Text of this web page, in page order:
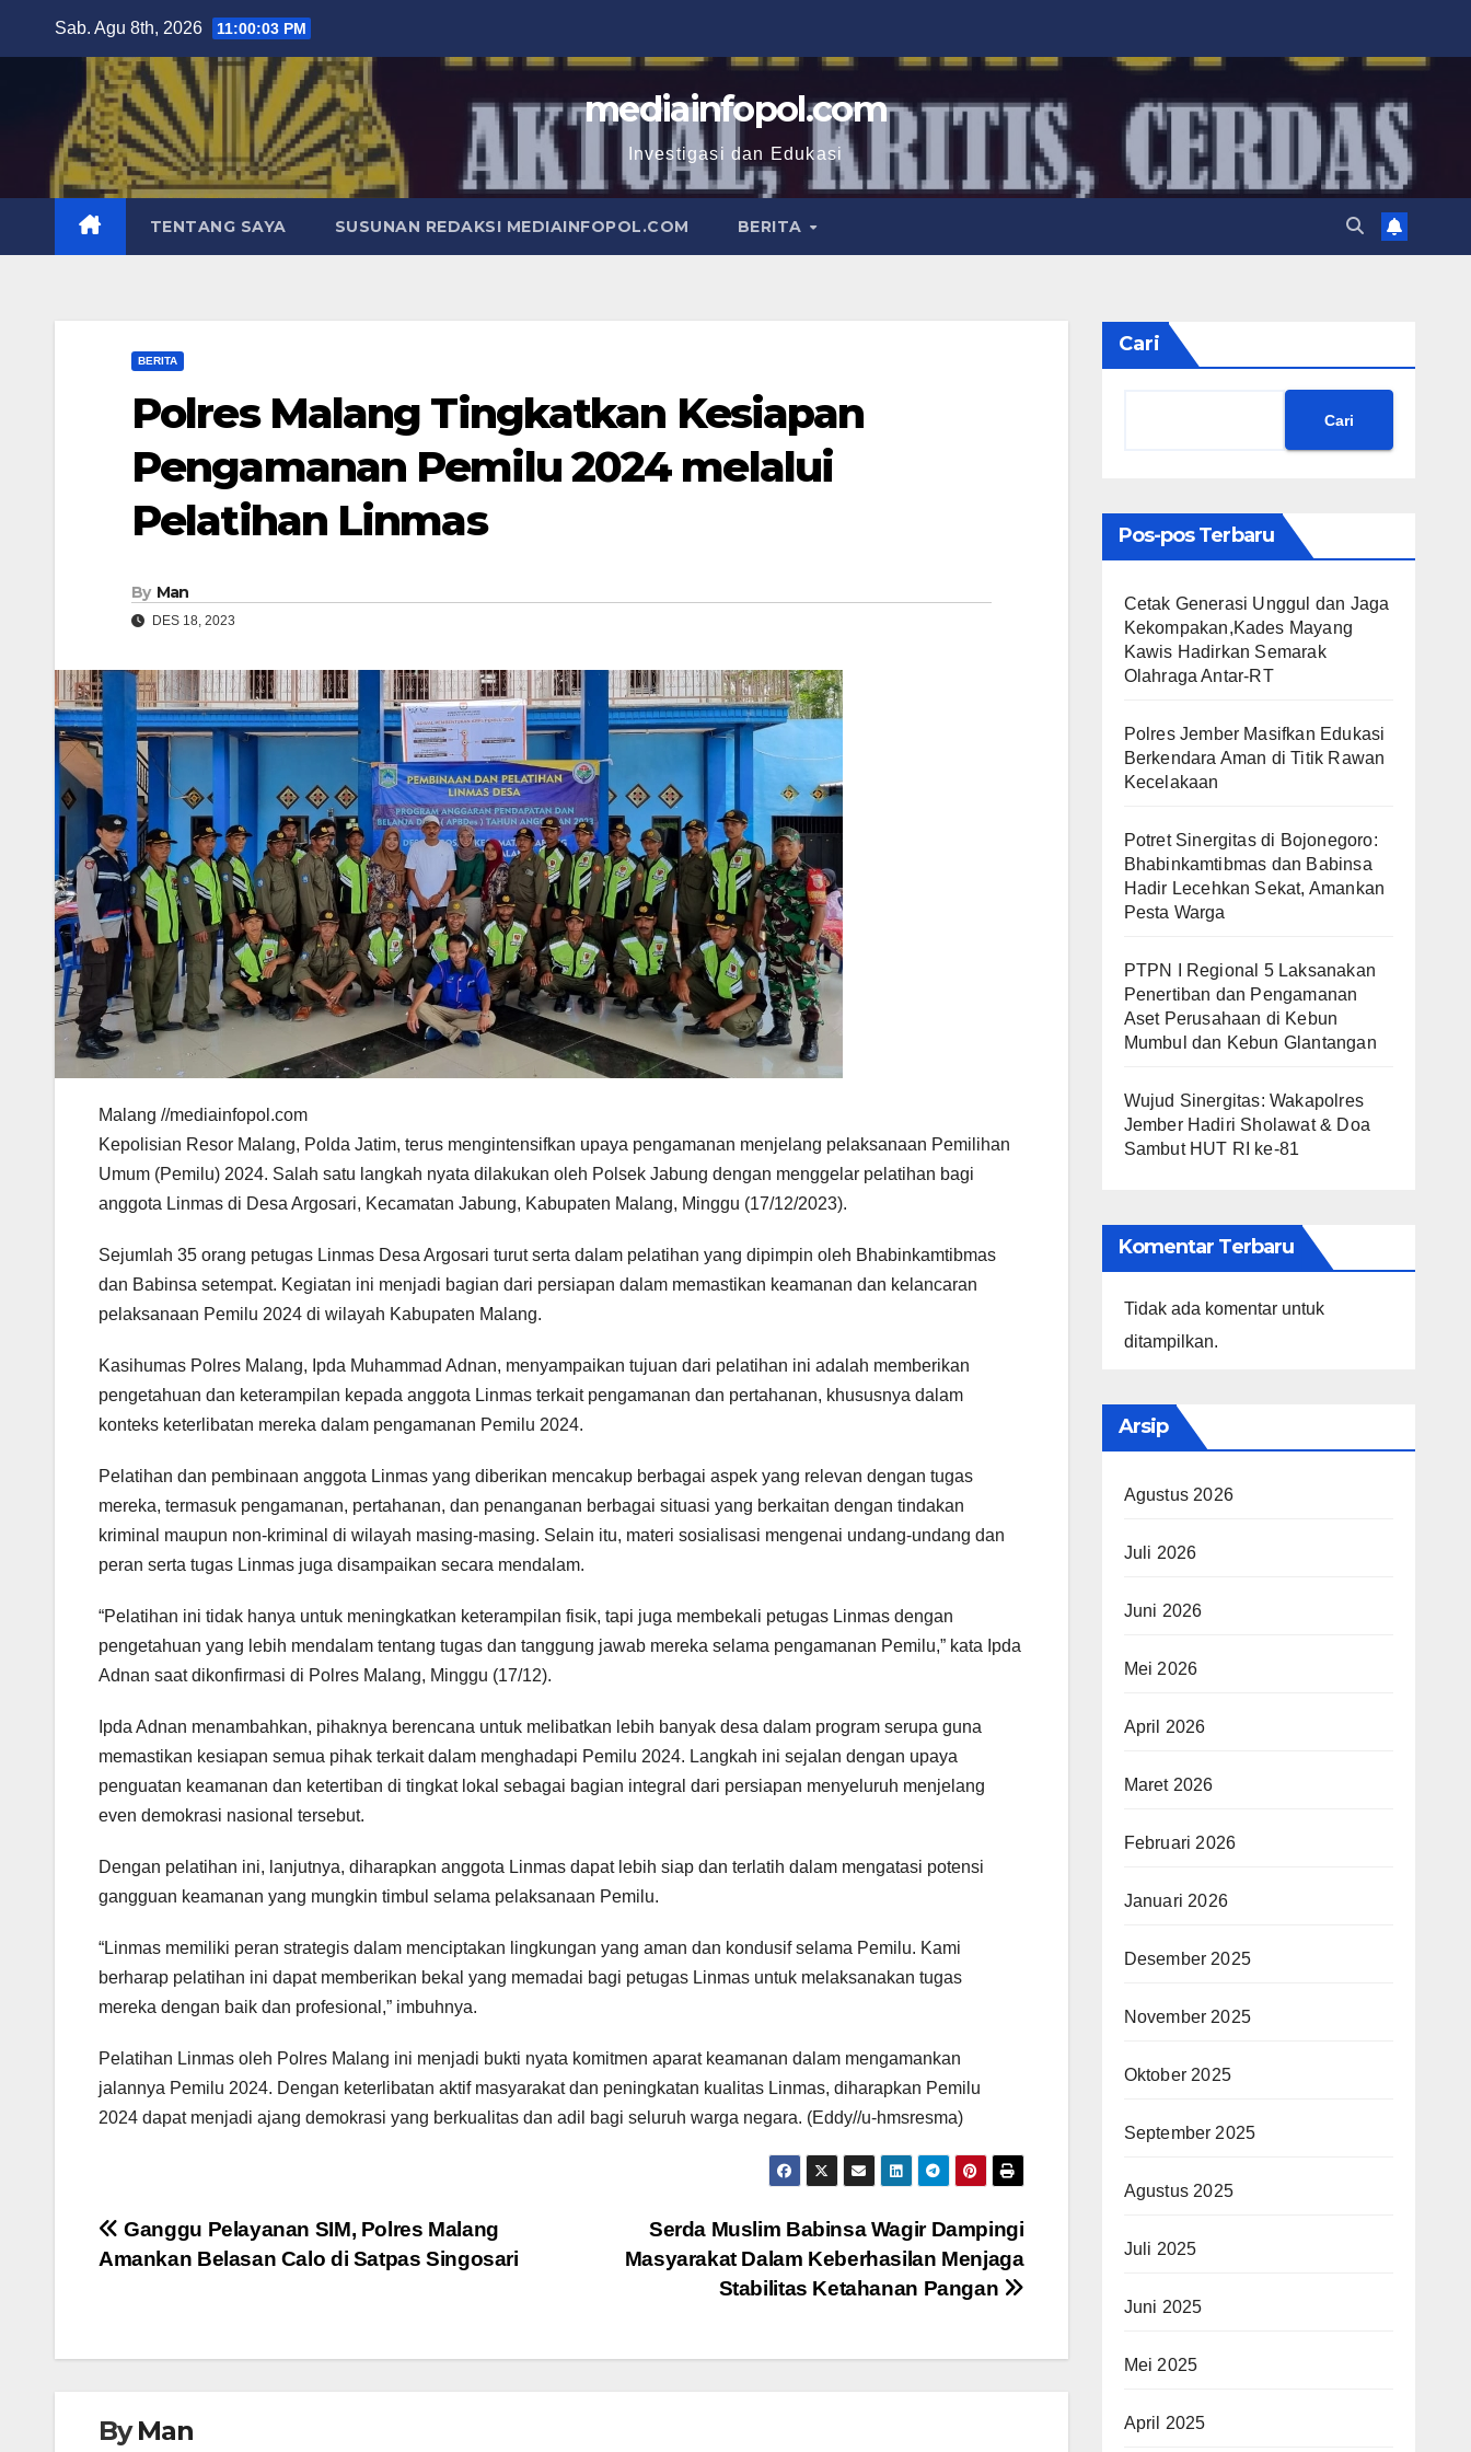
Sab. Agu 8th, 2026 11:00:05 PM
mediainfopol.com
Investigasi dan Edukasi
TENTANG SAYA SUSUNAN REDAKSI MEDIAINFOPOL.COM BERITA
BERITA
Polres Malang Tingkatkan Kesiapan
Pengamanan Pemilu 2024 melalui
Pelatihan Linmas
By Man
DES 18, 2023
Malang //mediainfopol.com
Kepolisian Resor Malang, Polda Jatim, terus mengintensifkan upaya pengamanan menjelang pelaksanaan Pemilihan
Umum (Pemilu) 2024. Salah satu langkah nyata dilakukan oleh Polsek Jabung dengan menggelar pelatihan bagi
anggota Linmas di Desa Argosari, Kecamatan Jabung, Kabupaten Malang, Minggu (17/12/2023).
Sejumlah 35 orang petugas Linmas Desa Argosari turut serta dalam pelatihan yang dipimpin oleh Bhabinkamtibmas
dan Babinsa setempat. Kegiatan ini menjadi bagian dari persiapan dalam memastikan keamanan dan kelancaran
pelaksanaan Pemilu 2024 di wilayah Kabupaten Malang.
Kasihumas Polres Malang, Ipda Muhammad Adnan, menyampaikan tujuan dari pelatihan ini adalah memberikan
pengetahuan dan keterampilan kepada anggota Linmas terkait pengamanan dan pertahanan, khususnya dalam
konteks keterlibatan mereka dalam pengamanan Pemilu 2024.
Pelatihan dan pembinaan anggota Linmas yang diberikan mencakup berbagai aspek yang relevan dengan tugas
mereka, termasuk pengamanan, pertahanan, dan penanganan berbagai situasi yang berkaitan dengan tindakan
kriminal maupun non-kriminal di wilayah masing-masing. Selain itu, materi sosialisasi mengenai undang-undang dan
peran serta tugas Linmas juga disampaikan secara mendalam.
“Pelatihan ini tidak hanya untuk meningkatkan keterampilan fisik, tapi juga membekali petugas Linmas dengan
pengetahuan yang lebih mendalam tentang tugas dan tanggung jawab mereka selama pengamanan Pemilu,” kata Ipda
Adnan saat dikonfirmasi di Polres Malang, Minggu (17/12).
Ipda Adnan menambahkan, pihaknya berencana untuk melibatkan lebih banyak desa dalam program serupa guna
memastikan kesiapan semua pihak terkait dalam menghadapi Pemilu 2024. Langkah ini sejalan dengan upaya
penguatan keamanan dan ketertiban di tingkat lokal sebagai bagian integral dari persiapan menyeluruh menjelang
even demokrasi nasional tersebut.
Dengan pelatihan ini, lanjutnya, diharapkan anggota Linmas dapat lebih siap dan terlatih dalam mengatasi potensi
gangguan keamanan yang mungkin timbul selama pelaksanaan Pemilu.
“Linmas memiliki peran strategis dalam menciptakan lingkungan yang aman dan kondusif selama Pemilu. Kami
berharap pelatihan ini dapat memberikan bekal yang memadai bagi petugas Linmas untuk melaksanakan tugas
mereka dengan baik dan profesional,” imbuhnya.
Pelatihan Linmas oleh Polres Malang ini menjadi bukti nyata komitmen aparat keamanan dalam mengamankan
jalannya Pemilu 2024. Dengan keterlibatan aktif masyarakat dan peningkatan kualitas Linmas, diharapkan Pemilu
2024 dapat menjadi ajang demokrasi yang berkualitas dan adil bagi seluruh warga negara. (Eddy//u-hmsresma)
Navigasi
Serda Muslim Babinsa Wagir Dampingi
Masyarakat Dalam Keberhasilan Menjaga
Stabilitas Ketahanan Pangan
Ganggu Pelayanan SIM, Polres Malang
Amankan Belasan Calo di Satpas Singosari
ByMan
Cari
Cari
Pos-pos Terbaru
Cetak Generasi Unggul dan Jaga
Kekompakan,Kades Mayang
Kawis Hadirkan Semarak
Olahraga Antar-RT
Polres Jember Masifkan Edukasi
Berkendara Aman di Titik Rawan
Kecelakaan
​Potret Sinergitas di Bojonegoro:
Bhabinkamtibmas dan Babinsa
Hadir Lecehkan Sekat, Amankan
Pesta Warga
PTPN I Regional 5 Laksanakan
Penertiban dan Pengamanan
Aset Perusahaan di Kebun
Mumbul dan Kebun Glantangan
Wujud Sinergitas: Wakapolres
Jember Hadiri Sholawat & Doa
Sambut HUT RI ke-81
Komentar Terbaru
Tidak ada komentar untuk
ditampilkan.
Arsip
Agustus 2026
Juli 2026
Juni 2026
Mei 2026
April 2026
Maret 2026
Februari 2026
Januari 2026
Desember 2025
November 2025
Oktober 2025
September 2025
Agustus 2025
Juli 2025
Juni 2025
Mei 2025
April 2025